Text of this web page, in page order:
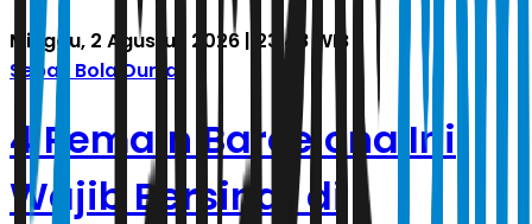
Minggu, 2 Agustus 2026 | 23.48 WIB
Sepak Bola Dunia
4 Pemain Barcelona Ini
Wajib Bersinar di